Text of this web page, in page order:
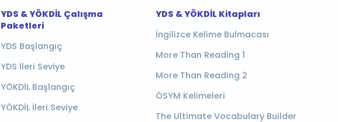
YDS & YÖKDİL Çalışma
Paketleri
YDS Başlangıç
YDS İleri Seviye
YÖKDİL Başlangıç
YÖKDİL İleri Seviye
YDS & YÖKDİL Kitapları
İngilizce Kelime Bulmacası
More Than Reading 1
More Than Reading 2
ÖSYM Kelimeleri
The Ultimate Vocabulary Builder